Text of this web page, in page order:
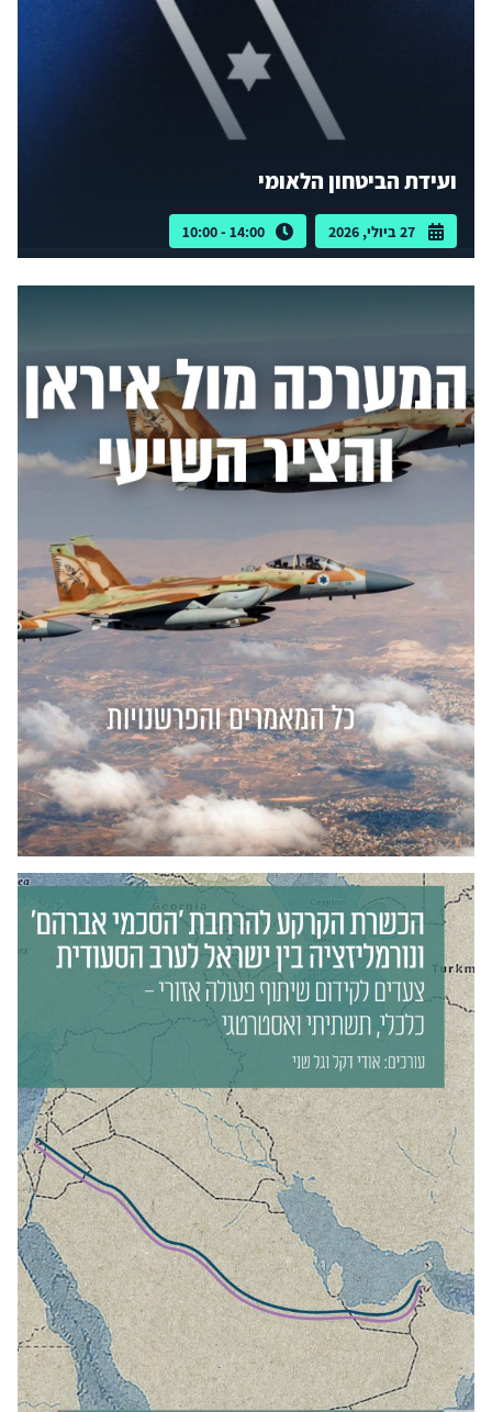
ועידת הביטחון הלאומי
27 ביולי, 2026 14:00 - 10:00